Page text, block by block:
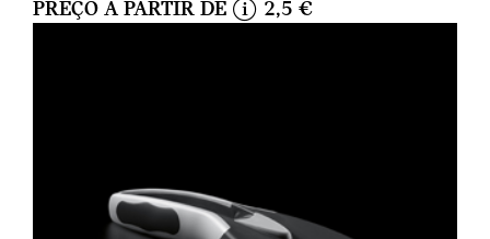
PREÇO A PARTIR DE 2,5 €